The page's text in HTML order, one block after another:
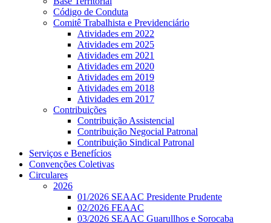
Código de Conduta
Comitê Trabalhista e Previdenciário
Atividades em 2022
Atividades em 2025
Atividades em 2021
Atividades em 2020
Atividades em 2019
Atividades em 2018
Atividades em 2017
Contribuições
Contribuição Assistencial
Contribuição Negocial Patronal
Contribuição Sindical Patronal
Serviços e Benefícios
Convenções Coletivas
Circulares
2026
01/2026 SEAAC Presidente Prudente
02/2026 FEAAC
03/2026 SEAAC Guarullhos e Sorocaba